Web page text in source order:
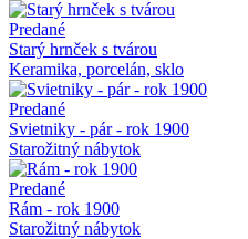
Predané
Starý hrnček s tvárou
Keramika, porcelán, sklo
Predané
Svietniky - pár - rok 1900
Starožitný nábytok
Predané
Rám - rok 1900
Starožitný nábytok